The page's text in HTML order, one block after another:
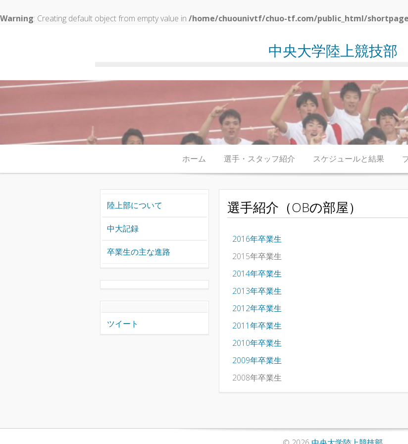
Warning: Creating default object from empty value in /home/chuounivtf/chuo-tf.com/public_html/
中央大学陸上競技部
ホーム 選手・スタッフ紹介 スケジュールと結果
選手紹介（OBの部屋）
2016年卒業生
2015年卒業生
2014年卒業生
2013年卒業生
2012年卒業生
2011年卒業生
2010年卒業生
2009年卒業生
2008年卒業生
陸上部について
中大記録
卒業生の主な進路
ツイート